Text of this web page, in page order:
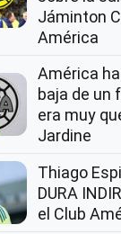
Jáminton
América
América
baja de un
era muy
Jardine
Thiago
DURA
el Club